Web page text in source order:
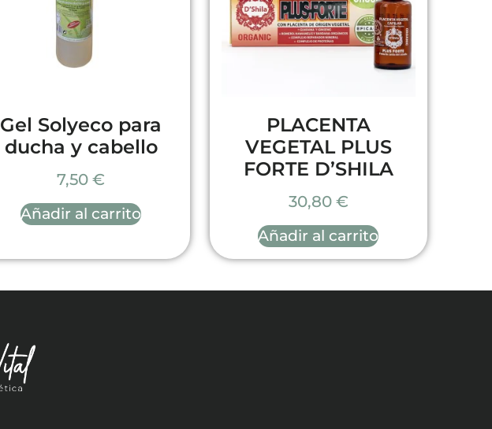
Gel Solyeco para
ducha y cabello
7,50€
Añadir al carrito
PLACENTA
VEGETAL PLUS
FORTE D’SHILA
30,80 €
Añadir al carrito